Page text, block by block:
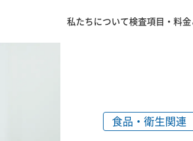
私たちについて検査項目・料金
食品・衛生関連